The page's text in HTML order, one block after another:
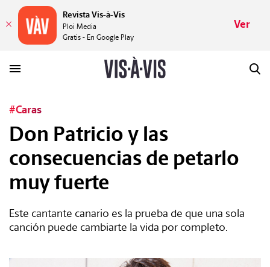
#Caras
Don Patricio y las
consecuencias de petarlo
muy fuerte
Este cantante canario es la prueba de que una sola
canción puede cambiarte la vida por completo.
PLACERES
VÍDEOS
REVISTA
Revista Vis-à-Vis
Ploi Media
Gratis - En Google Play
Ver